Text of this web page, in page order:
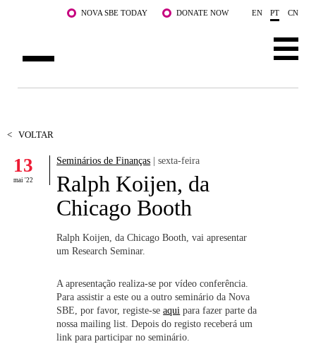
Saltar para o conteúdo principalNOVA SBE TODAY DONATE NOW EN PT CN
DOCENTES E INVESTIGAÇÃO
COMUNIDADE
< VOLTAR
13
mai '22
Seminários de Finanças | sexta-feira
Ralph Koijen, da
Chicago Booth
Ralph Koijen, da Chicago Booth, vai apresentar
um Research Seminar.
A apresentação realiza-se por vídeo conferência.
Para assistir a este ou a outro seminário da Nova
SBE, por favor, registe-seaqui para fazer parte da
nossa mailing list. Depois do registo receberá um
link para participar no seminário.